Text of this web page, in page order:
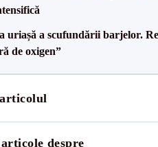
uriașă a scufundării barjelor.
de oxigen”
despre